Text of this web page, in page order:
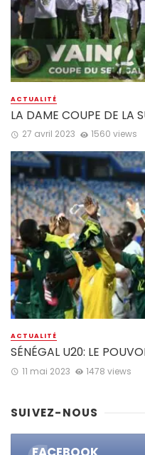
ACTUALITÉ
LA DAME COUPE DE LA
27 avril 2023 1560 views
ACTUALITÉ
SÉNÉGAL U20: LE
11 mai 2023 1478 views
SUIVEZ-NOUS